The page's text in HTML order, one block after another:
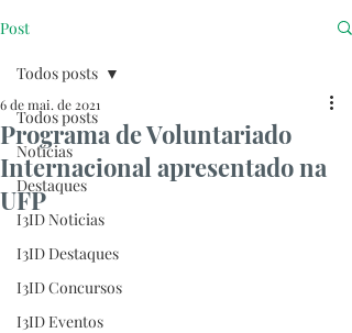
Post
Todos posts
Notícias
Destaques
I3ID Noticias
I3ID Destaques
I3ID Concursos
I3ID Eventos
Todos posts
Programa de Voluntariado
Internacional apresentado na
UFP
6 de mai. de 2021